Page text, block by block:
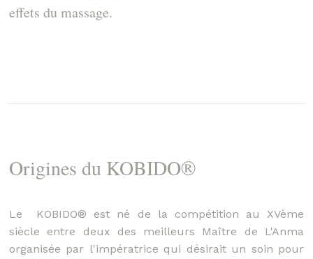
effets du massage.
Origines du KOBIDO®
Le KOBIDO® est né de la compétition au XVème
siècle entre deux des meilleurs Maître de L'Anma
organisée par l'impératrice qui désirait un soin pour